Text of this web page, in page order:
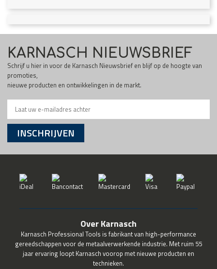
KARNASCH NIEUWSBRIEF
Schrijf u hier in voor de Karnasch Nieuwsbrief en blijf op de hoogte van
promoties,
nieuwe producten en ontwikkelingen in de markt.
INSCHRIJVEN
Over Karnasch
Karnasch Professional Tools is fabrikant van high-performance
gereedschappen voor de metaalverwerkende industrie. Met ruim 55
jaar ervaring loopt Karnasch voorop met nieuwe producten en
technieken.